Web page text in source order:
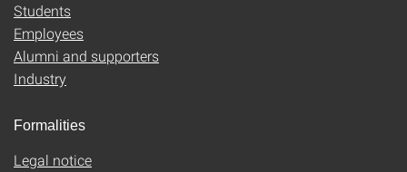
Students
Employees
Alumni and supporters
Industry
Formalities
Legal notice